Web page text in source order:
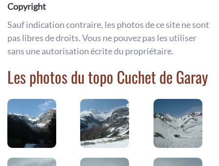
Copyright
Sauf indication contraire, les photos de ce site ne sont
pas libres de droits. Vous ne pouvez pas les utiliser
sans une autorisation écrite du propriétaire.
Les photos du topo Cuchet de Garay